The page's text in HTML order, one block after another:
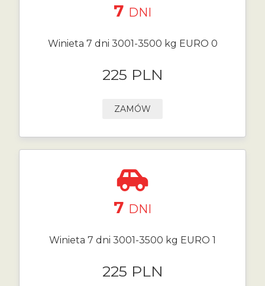
7 DNI
Winieta 7 dni 3001-3500 kg EURO 0
225 PLN
ZAMÓW
7 DNI
Winieta 7 dni 3001-3500 kg EURO 1
225 PLN